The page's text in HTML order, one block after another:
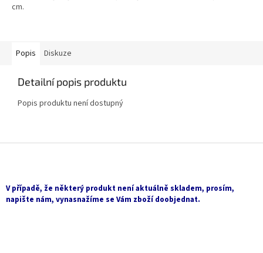
cm.
Popis Diskuze
Detailní popis produktu
Popis produktu není dostupný
V případě, že některý produkt není aktuálně skladem, prosím,
napište nám, vynasnažíme se Vám zboží doobjednat.